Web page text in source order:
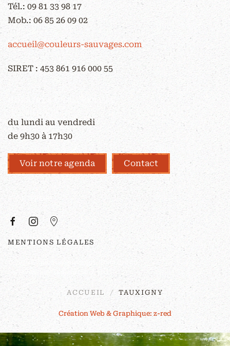
Tél.: 09 81 33 98 17
Mob.:06 85 26 09 02
accueil@couleurs-sauvages.com
SIRET : 453 861 916 000 55
HORAIRES D'OUVERTURE
du lundi au vendredi
de 9h30 à 17h30
Voir notre agenda Contact
À PROPOS
MENTIONS LÉGALES
©
Couleurs Sauvages. Tous droits
réservés. Site réalisé par
z-red
ACCUEIL TAUXIGNY
Création Web & Graphique: z-red